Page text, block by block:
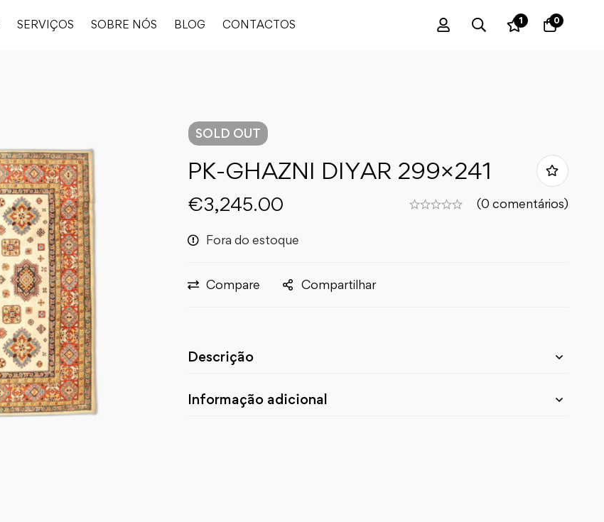
SERVIÇOS SOBRE NÓS BLOG CONTACTOS 1 0
SOLD OUT
PK-GHAZNI DIYAR 299×241
€3,245.00 (0 comentários)
Fora do estoque
Compare Compartilhar
Descrição
Informação adicional